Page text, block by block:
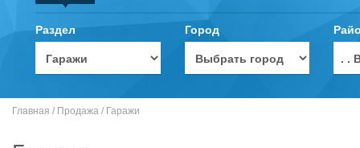
Раздел Город
. .
Главная / Продажа / Гаражи